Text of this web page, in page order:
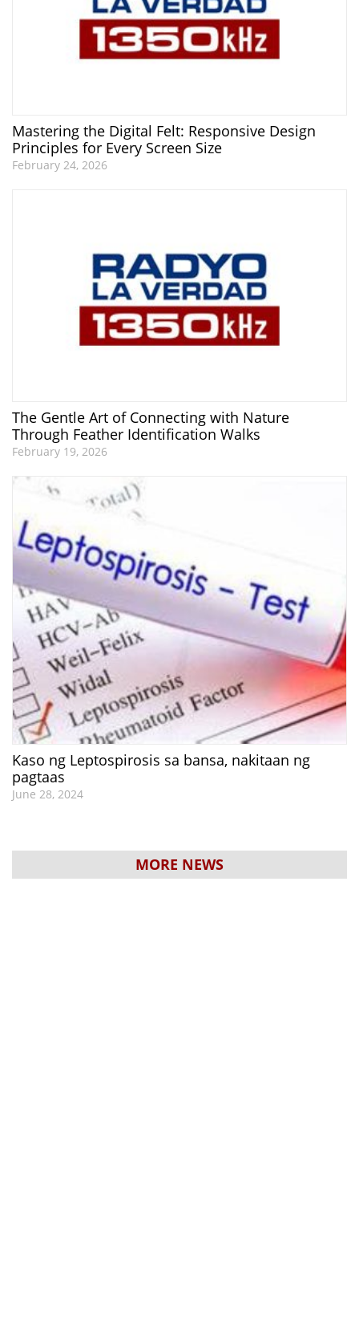
Mastering the Digital Felt: Responsive Design
Principles for Every Screen Size
February 24, 2026
The Gentle Art of Connecting with Nature
Through Feather Identification Walks
February 19, 2026
Kaso ng Leptospirosis sa bansa, nakitaan ng
pagtaas
June 28, 2024
MORE NEWS